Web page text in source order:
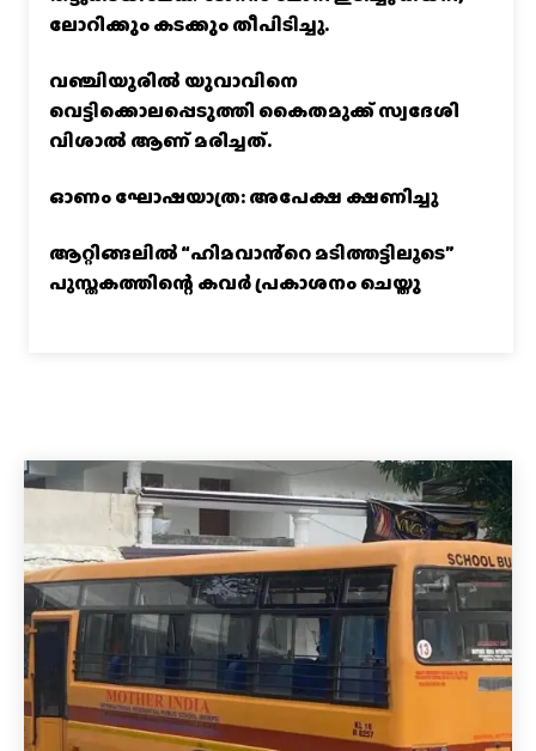
ലോറിക്കും കടക്കും തീപിടിച്ചു.
വഞ്ചിയൂരില്‍ യുവാവിനെ
വെട്ടിക്കൊലപ്പെടുത്തി കൈതമുക്ക് സ്വദേശി
വിശാല്‍ ആണ് മരിച്ചത്.
ഓണം ഘോഷയാത്ര: അപേക്ഷ ക്ഷണിച്ചു
ആറ്റിങ്ങലിൽ “ഹിമവാൻ്റെ മടിത്തട്ടിലൂടെ”
പുസ്തകത്തിന്റെ കവർ പ്രകാശനം ചെയ്തു